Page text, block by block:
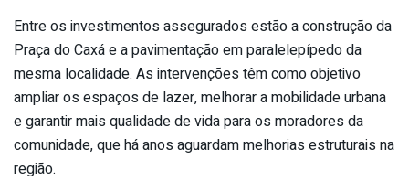
Entre os investimentos assegurados estão a construção da
Praça do Caxá e a pavimentação em paralelepípedo da
mesma localidade. As intervenções têm como objetivo
ampliar os espaços de lazer, melhorar a mobilidade urbana
e garantir mais qualidade de vida para os moradores da
comunidade, que há anos aguardam melhorias estruturais na
região.